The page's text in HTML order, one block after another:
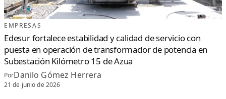
EMPRESAS
Edesur fortalece estabilidad y calidad de servicio con
puesta en operación de transformador de potencia en
Subestación Kilómetro 15 de Azua
PorDanilo Gómez Herrera
21 de junio de 2026